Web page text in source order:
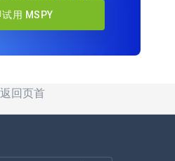
试用 MSPY
返回页首